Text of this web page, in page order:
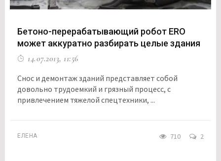
Бетоно-перерабатывающий робот ERO
может аккуратно разбирать целые здания
14.07.2013, 11:56
Снос и демонтаж зданий представляет собой
довольно трудоемкий и грязный процесс, с
привлечением тяжелой спецтехники, ...
ЕЛЕНА 710 2